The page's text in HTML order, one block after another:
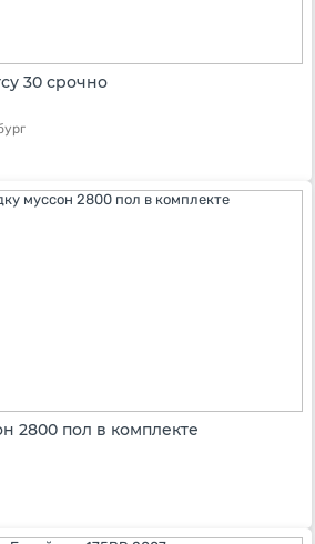
30 срочно
2800 пол в комплекте